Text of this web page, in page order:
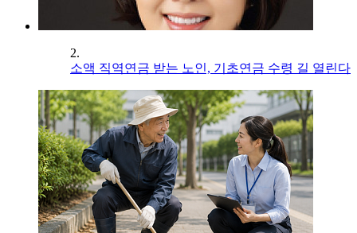
2.
소액 직역연금 받는 노인, 기초연금 수령 길 열린다